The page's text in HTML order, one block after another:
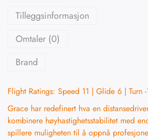
Tilleggsinformasjon
Omtaler (0)
Brand
Flight Ratings: Speed 11 | Glide 6 | Turn
Grace har redefinert hva en
kombinere høyhastighetsstabilitet med
spillere muligheten til å oppnå